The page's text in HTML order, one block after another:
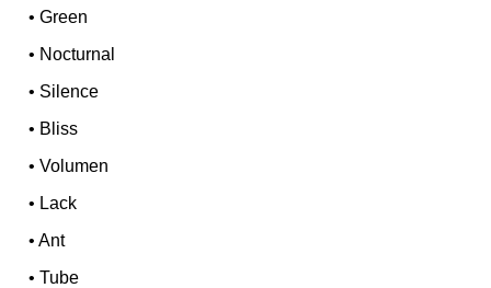
•Green
• Nocturnal
• Silence
• Bliss
•Volumen
• Lack
•Ant
•Tube